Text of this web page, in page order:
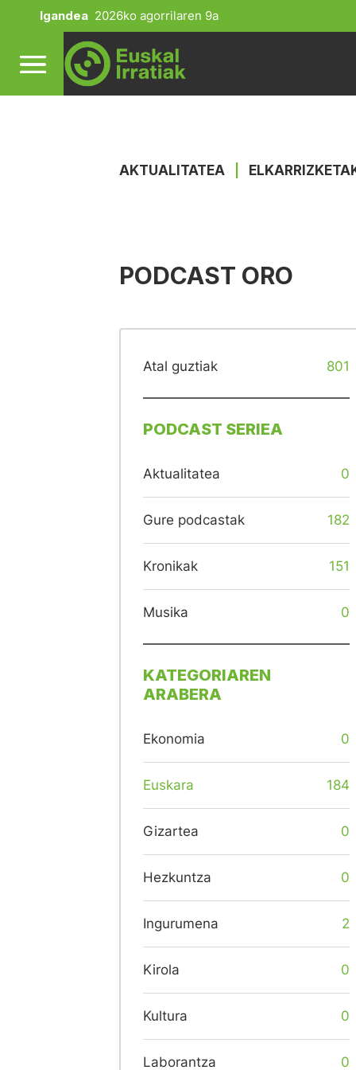
Igandea 2026ko agorrilaren 9a
AKTUALITATEA
PODCAST ORO
Atal guztiak 801
PODCAST SERIEA
Aktualitatea 0
Gure podcastak 182
Kronikak 151
Musika 0
KATEGORIAREN
ARABERA
Ekonomia 0
Euskara 184
Gizartea 0
Hezkuntza 0
Ingurumena 2
Kirola 0
Kultura 0
Laborantza 0